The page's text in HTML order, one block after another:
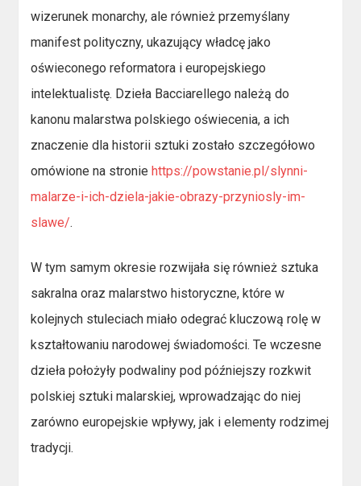
wizerunek monarchy, ale również przemyślany
manifest polityczny, ukazujący władcę jako
oświeconego reformatora i europejskiego
intelektualistę. Dzieła Bacciarellego należą do
kanonu malarstwa polskiego oświecenia, a ich
znaczenie dla historii sztuki zostało szczegółowo
omówione na stronie https://powstanie.pl/slynni-
malarze-i-ich-dziela-jakie-obrazy-przyniosly-im-
slawe/.
W tym samym okresie rozwijała się również sztuka
sakralna oraz malarstwo historyczne, które w
kolejnych stuleciach miało odegrać kluczową rolę w
kształtowaniu narodowej świadomości. Te wczesne
dzieła położyły podwaliny pod późniejszy rozkwit
polskiej sztuki malarskiej, wprowadzając do niej
zarówno europejskie wpływy, jak i elementy rodzimej
tradycji.